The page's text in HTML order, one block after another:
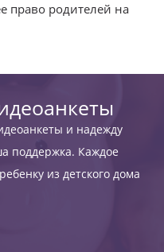
право родителей на
и надежду
поддержка. Каждое
из детского дома